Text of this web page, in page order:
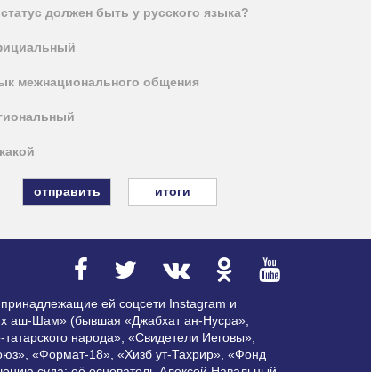
должен быть у русского языка?
межнационального общения
итоги
ей соцсети Instagram и
аш-Шам» (бывшая «Джабхат ан-Нусра»,
народа», «Свидетели Иеговы»,
«Формат-18», «Хизб ут-Тахрир», «Фонд